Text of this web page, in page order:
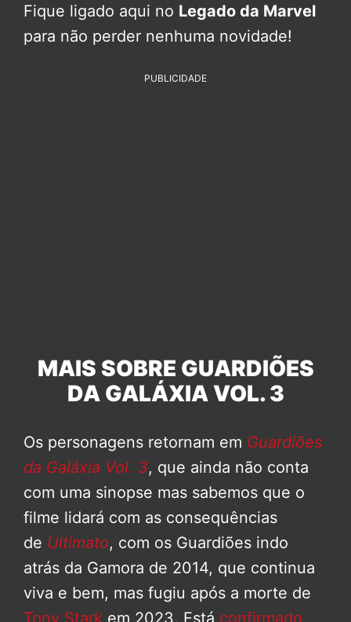
Fique ligado aqui no Legado da Marvel
para não perder nenhuma novidade!
PUBLICIDADE
MAIS SOBRE GUARDIÕES
DA GALÁXIA VOL. 3
Os personagens retornam em Guardiões
da Galáxia Vol. 3, que ainda não conta
com uma sinopse mas sabemos que o
filme lidará com as consequências
de Ultimato, com os Guardiões indo
atrás da Gamora de 2014, que continua
viva e bem, mas fugiu após a morte de
Tony Stark em 2023. Está confirmado